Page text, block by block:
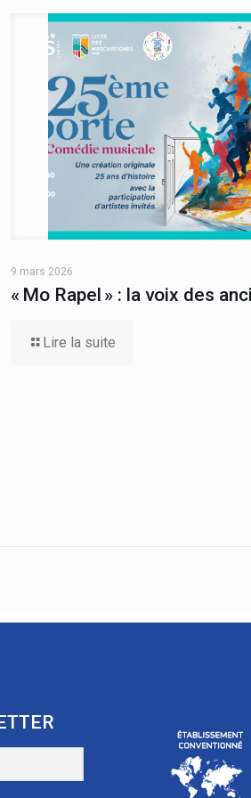
9 mars 2026
« Mo Rapel » : la voix des
Lire la suite